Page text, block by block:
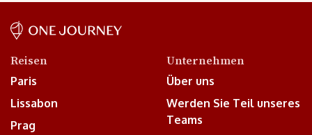
Reisen
Paris
Lissabon
Prag
Unternehmen
Über uns
Werden Sie Teil unseres
Teams